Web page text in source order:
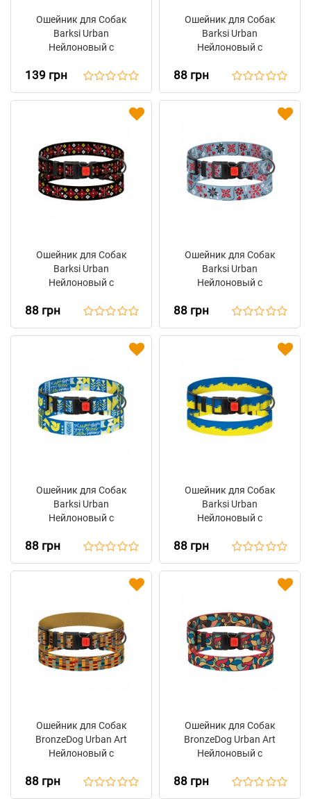
Ошейник для Собак
Barksi Urban
Нейлоновый с
Пряжкой Antiq
139 грн
Ошейник для Собак
Barksi Urban
Нейлоновый с
Вышиванка Красная
88 грн
Ошейник для Собак
Barksi Urban
Нейлоновый с
Вышиванка Черная
88 грн
Ошейник для Собак
Barksi Urban
Нейлоновый с
Калина
88 грн
Ошейник для Собак
Barksi Urban
Нейлоновый с
Мрія
88 грн
Ошейник для Собак
Barksi Urban
Нейлоновый с
Прапор
88 грн
Ошейник для Собак
BronzeDog Urban Art
Нейлоновый с
Алекса
88 грн
Ошейник для Собак
BronzeDog Urban Art
Нейлоновый с
Витраж
88 грн